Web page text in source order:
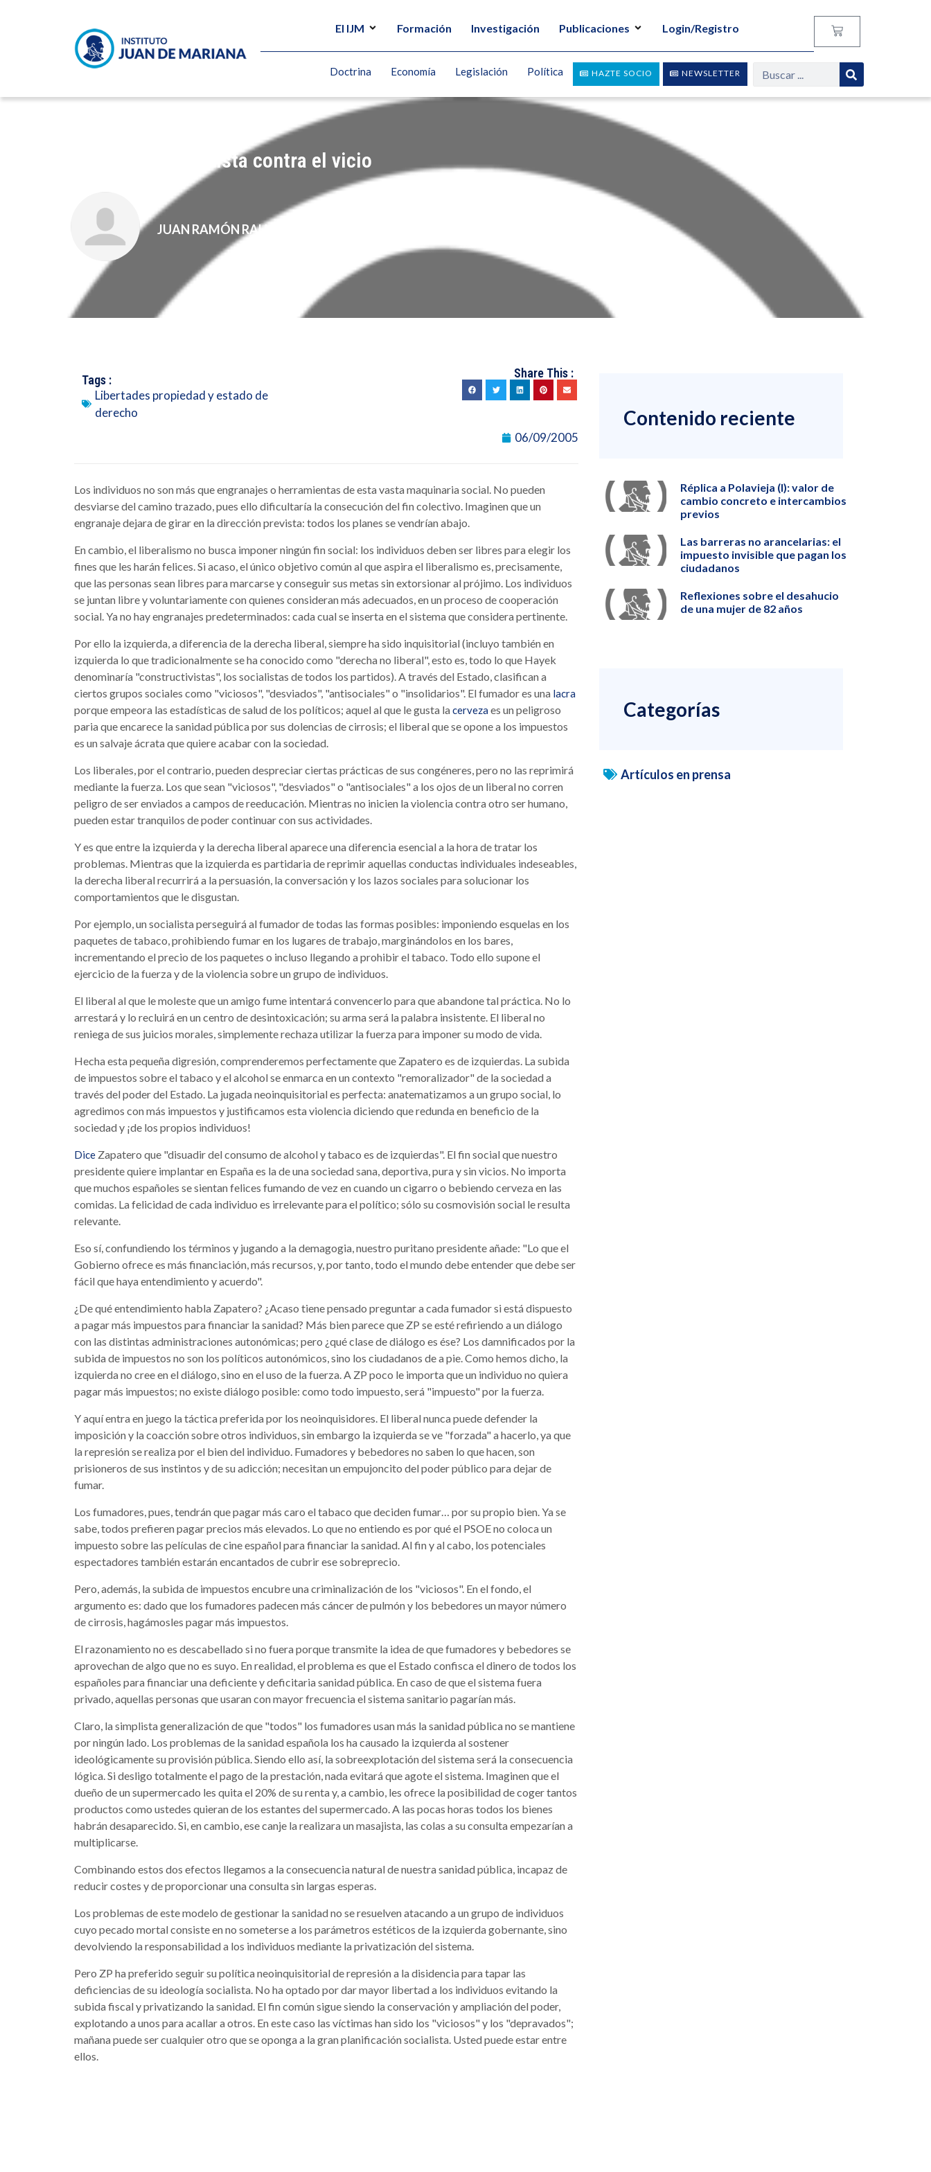
El IJM Formación Investigación Publicaciones Login/Registro
NEWSLETTER
HAZTE SOCIO
Doctrina Economía Legislación Política
La cruzada socialista contra el vicio
JUAN RAMÓN RALLO
Tags :
Libertades propiedad y estado de
derecho
Share This :
06/09/2005
Los individuos no son más que engranajes o herramientas de esta vasta maquinaria social. No pueden
desviarse del camino trazado, pues ello dificultaría la consecución del fin colectivo. Imaginen que un
engranaje dejara de girar en la dirección prevista: todos los planes se vendrían abajo.
En cambio, el liberalismo no busca imponer ningún fin social: los individuos deben ser libres para elegir los
fines que les harán felices. Si acaso, el único objetivo común al que aspira el liberalismo es, precisamente,
que las personas sean libres para marcarse y conseguir sus metas sin extorsionar al prójimo. Los individuos
se juntan libre y voluntariamente con quienes consideran más adecuados, en un proceso de cooperación
social. Ya no hay engranajes predeterminados: cada cual se inserta en el sistema que considera pertinente.
Por ello la izquierda, a diferencia de la derecha liberal, siempre ha sido inquisitorial (incluyo también en
izquierda lo que tradicionalmente se ha conocido como "derecha no liberal", esto es, todo lo que Hayek
denominaría "constructivistas", los socialistas de todos los partidos). A través del Estado, clasifican a
ciertos grupos sociales como "viciosos", "desviados", "antisociales" o "insolidarios". El fumador es una lacra
porque empeora las estadísticas de salud de los políticos; aquel al que le gusta lacerveza es un peligroso
paria que encarece la sanidad pública por sus dolencias de cirrosis; el liberal que se opone a los impuestos
es un salvaje ácrata que quiere acabar con la sociedad.
Los liberales, por el contrario, pueden despreciar ciertas prácticas de sus congéneres, pero no las reprimirá
mediante la fuerza. Los que sean "viciosos", "desviados" o "antisociales" a los ojos de un liberal no corren
peligro de ser enviados a campos de reeducación. Mientras no inicien la violencia contra otro ser humano,
pueden estar tranquilos de poder continuar con sus actividades.
Y es que entre la izquierda y la derecha liberal aparece una diferencia esencial a la hora de tratar los
problemas. Mientras que la izquierda es partidaria de reprimir aquellas conductas individuales indeseables,
la derecha liberal recurrirá a la persuasión, la conversación y los lazos sociales para solucionar los
comportamientos que le disgustan.
Por ejemplo, un socialista perseguirá al fumador de todas las formas posibles: imponiendo esquelas en los
paquetes de tabaco, prohibiendo fumar en los lugares de trabajo, marginándolos en los bares,
incrementando el precio de los paquetes o incluso llegando a prohibir el tabaco. Todo ello supone el
ejercicio de la fuerza y de la violencia sobre un grupo de individuos.
El liberal al que le moleste que un amigo fume intentará convencerlo para que abandone tal práctica. No lo
arrestará y lo recluirá en un centro de desintoxicación; su arma será la palabra insistente. El liberal no
reniega de sus juicios morales, simplemente rechaza utilizar la fuerza para imponer su modo de vida.
Hecha esta pequeña digresión, comprenderemos perfectamente que Zapatero es de izquierdas. La subida
de impuestos sobre el tabaco y el alcohol se enmarca en un contexto "remoralizador" de la sociedad a
través del poder del Estado. La jugada neoinquisitorial es perfecta: anatematizamos a un grupo social, lo
agredimos con más impuestos y justificamos esta violencia diciendo que redunda en beneficio de la
sociedad y ¡de los propios individuos!
Dice Zapatero que "disuadir del consumo de alcohol y tabaco es de izquierdas". El fin social que nuestro
presidente quiere implantar en España es la de una sociedad sana, deportiva, pura y sin vicios. No importa
que muchos españoles se sientan felices fumando de vez en cuando un cigarro o bebiendo cerveza en las
comidas. La felicidad de cada individuo es irrelevante para el político; sólo su cosmovisión social le resulta
relevante.
Eso sí, confundiendo los términos y jugando a la demagogia, nuestro puritano presidente añade: "Lo que el
Gobierno ofrece es más financiación, más recursos, y, por tanto, todo el mundo debe entender que debe ser
fácil que haya entendimiento y acuerdo".
¿De qué entendimiento habla Zapatero? ¿Acaso tiene pensado preguntar a cada fumador si está dispuesto
a pagar más impuestos para financiar la sanidad? Más bien parece que ZP se esté refiriendo a un diálogo
con las distintas administraciones autonómicas; pero ¿qué clase de diálogo es ése? Los damnificados por la
subida de impuestos no son los políticos autonómicos, sino los ciudadanos de a pie. Como hemos dicho, la
izquierda no cree en el diálogo, sino en el uso de la fuerza. A ZP poco le importa que un individuo no quiera
pagar más impuestos; no existe diálogo posible: como todo impuesto, será "impuesto" por la fuerza.
Y aquí entra en juego la táctica preferida por los neoinquisidores. El liberal nunca puede defender la
imposición y la coacción sobre otros individuos, sin embargo la izquierda se ve "forzada" a hacerlo, ya que
la represión se realiza por el bien del individuo. Fumadores y bebedores no saben lo que hacen, son
prisioneros de sus instintos y de su adicción; necesitan un empujoncito del poder público para dejar de
fumar.
Los fumadores, pues, tendrán que pagar más caro el tabaco que deciden fumar… por su propio bien. Ya se
sabe, todos prefieren pagar precios más elevados. Lo que no entiendo es por qué el PSOE no coloca un
impuesto sobre las películas de cine español para financiar la sanidad. Al fin y al cabo, los potenciales
espectadores también estarán encantados de cubrir ese sobreprecio.
Pero, además, la subida de impuestos encubre una criminalización de los "viciosos". En el fondo, el
argumento es: dado que los fumadores padecen más cáncer de pulmón y los bebedores un mayor número
de cirrosis, hagámosles pagar más impuestos.
El razonamiento no es descabellado si no fuera porque transmite la idea de que fumadores y bebedores se
aprovechan de algo que no es suyo. En realidad, el problema es que el Estado confisca el dinero de todos los
españoles para financiar una deficiente y deficitaria sanidad pública. En caso de que el sistema fuera
privado, aquellas personas que usaran con mayor frecuencia el sistema sanitario pagarían más.
Claro, la simplista generalización de que "todos" los fumadores usan más la sanidad pública no se mantiene
por ningún lado. Los problemas de la sanidad española los ha causado la izquierda al sostener
ideológicamente su provisión pública. Siendo ello así, la sobreexplotación del sistema será la consecuencia
lógica. Si desligo totalmente el pago de la prestación, nada evitará que agote el sistema. Imaginen que el
dueño de un supermercado les quita el 20% de su renta y, a cambio, les ofrece la posibilidad de coger tantos
productos como ustedes quieran de los estantes del supermercado. A las pocas horas todos los bienes
habrán desaparecido. Si, en cambio, ese canje la realizara un masajista, las colas a su consulta empezarían a
multiplicarse.
Combinando estos dos efectos llegamos a la consecuencia natural de nuestra sanidad pública, incapaz de
reducir costes y de proporcionar una consulta sin largas esperas.
Los problemas de este modelo de gestionar la sanidad no se resuelven atacando a un grupo de individuos
cuyo pecado mortal consiste en no someterse a los parámetros estéticos de la izquierda gobernante, sino
devolviendo la responsabilidad a los individuos mediante la privatización del sistema.
Pero ZP ha preferido seguir su política neoinquisitorial de represión a la disidencia para tapar las
deficiencias de su ideología socialista. No ha optado por dar mayor libertad a los individuos evitando la
subida fiscal y privatizando la sanidad. El fin común sigue siendo la conservación y ampliación del poder,
explotando a unos para acallar a otros. En este caso las víctimas han sido los "viciosos" y los "depravados";
mañana puede ser cualquier otro que se oponga a la gran planificación socialista. Usted puede estar entre
ellos.
Contenido reciente
Réplica a Polavieja (I): valor de
cambio concreto e intercambios
previos
Las barreras no arancelarias: el
impuesto invisible que pagan los
ciudadanos
Reflexiones sobre el desahucio
de una mujer de 82 años
Categorías
Artículos en prensa